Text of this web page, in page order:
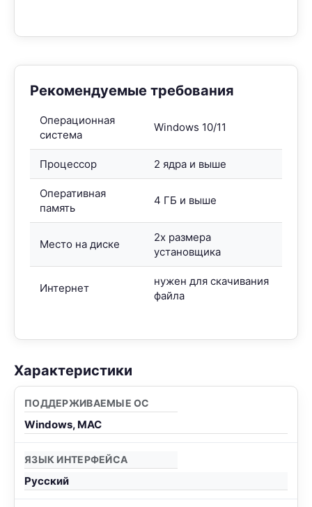
Рекомендуемые требования
Операционная
система
Windows 10/11
Процессор 2 ядра и выше
Оперативная
память
4 ГБ и выше
Место на диске
2x размера
установщика
Интернет
нужен для скачивания
файла
Характеристики
ПОДДЕРЖИВАЕМЫЕ ОС
Windows, MAC
ЯЗЫК ИНТЕРФЕЙСА
Русский